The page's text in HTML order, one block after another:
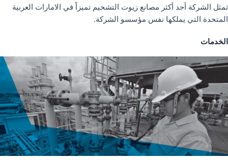
تمثل الشركة أحد أكثر مصانع زيوت التشحيم تميزاً في الامارات العربية
المتحدة التي يملكها نفس مؤسسو الشركة.
الخدمات